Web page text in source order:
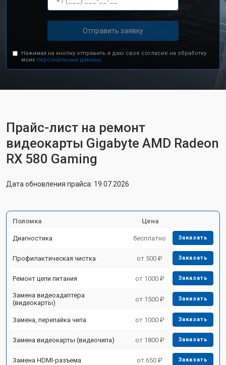
Отправить заявку
Нажимая на кнопку отправить я даю свое согласие на обработку
моих персональных данных.
Прайс-лист на ремонт
видеокарты Gigabyte AMD Radeon
RX 580 Gaming
Дата обновления прайса: 19.07.2026
Поломка Цена
Диагностика бесплатно Заказать
Профилактическая чистка от 500 ₽ Заказать
Ремонт цепи питания от 1000 ₽ Заказать
Замена видеоадаптера
(видеокарты)
от 1500 ₽ Заказать
Замена, перепайка чипа от 1000 ₽ Заказать
Замена видеокарты (видеочипа) от 1800 ₽ Заказать
Замена HDMI-разъема от 650 ₽ Заказать